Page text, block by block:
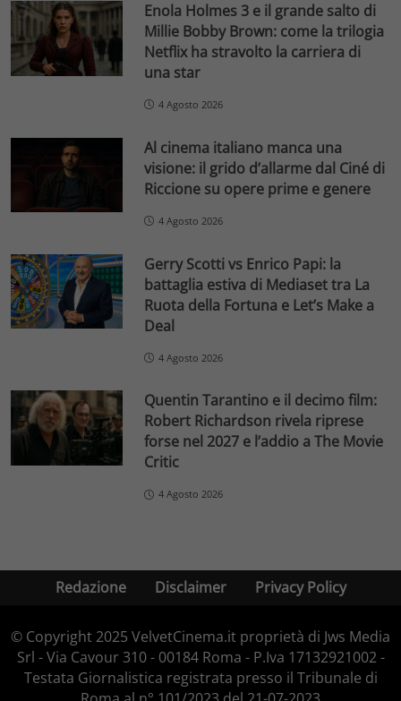
Enola Holmes 3 e il grande salto di
Millie Bobby Brown: come la trilogia
Netflix ha stravolto la carriera di
una star
4 Agosto 2026
Al cinema italiano manca una
visione: il grido d’allarme dal Ciné di
Riccione su opere prime e genere
4 Agosto 2026
Gerry Scotti vs Enrico Papi: la
battaglia estiva di Mediaset tra La
Ruota della Fortuna e Let’s Make a
Deal
4 Agosto 2026
Quentin Tarantino e il decimo film:
Robert Richardson rivela riprese
forse nel 2027 e l’addio a The Movie
Critic
4 Agosto 2026
Redazione Disclaimer Privacy Policy
© Copyright 2025 VelvetCinema.it proprietà di Jws Media
Srl - Via Cavour 310 - 00184 Roma - P.Iva 17132921002 -
Testata Giornalistica registrata presso il Tribunale di